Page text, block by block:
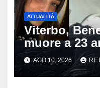
ATTUALITÀ
Viterbo,
muore a 23
di
vita nell’ex
sulle ultime
AGO 10, 2026